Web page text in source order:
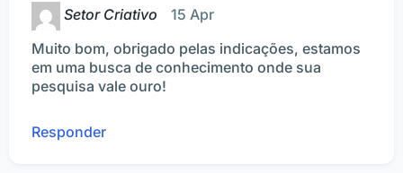
Setor Criativo
15 Apr
Muito bom, obrigado pelas indicações, estamos
em uma busca de conhecimento onde sua
pesquisa vale ouro!
Responder